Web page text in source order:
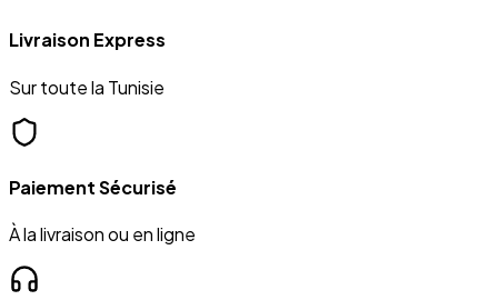
Livraison Express
Sur toute la Tunisie
Paiement Sécurisé
À la livraison ou en ligne